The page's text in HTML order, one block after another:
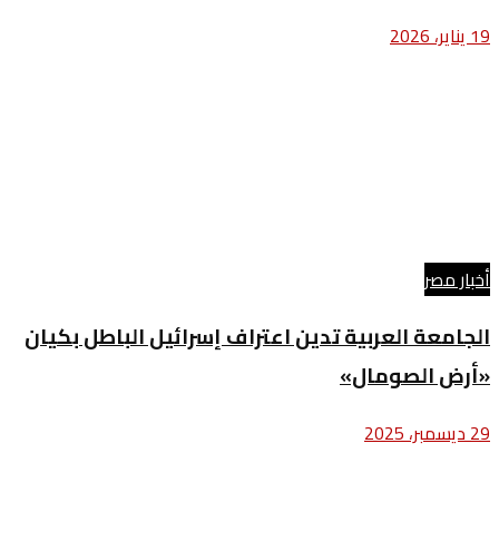
19 يناير، 2026
أخبار مصر
الجامعة العربية تدين اعتراف إسرائيل الباطل بكيان
«أرض الصومال»
29 ديسمبر، 2025